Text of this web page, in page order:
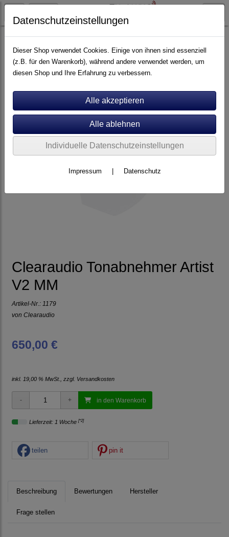
Tonabnehmer MM
Clearaudio Tonabnehmer Artist
V2 MM
Artikel-Nr.: 1179
von Clearaudio
650,00 €
inkl. 19,00 % MwSt., zzgl. Versandkosten
in den Warenkorb
Lieferzeit: 1 Woche [*2]
teilen pin it
Beschreibung Bewertungen Hersteller
Frage stellen
Datenschutzeinstellungen
Dieser Shop verwendet Cookies. Einige von ihnen sind essenziell
(z.B. für den Warenkorb), während andere verwendet werden, um
diesen Shop und Ihre Erfahrung zu verbessern.
Individuelle Datenschutzeinstellungen
Impressum Datenschutz